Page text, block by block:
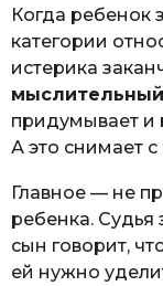
Когда ребенок
категории
истерика
придумывает и
А это снимает
Главное — не
ребенка. Судья
сын говорит,
ей нужно